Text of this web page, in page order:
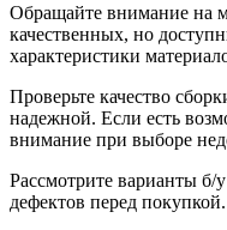
Обращайте внимание на
качественных, но
характеристики
Проверьте качество
надежной. Если есть
внимание при выборе
Рассмотрите варианты
дефектов перед